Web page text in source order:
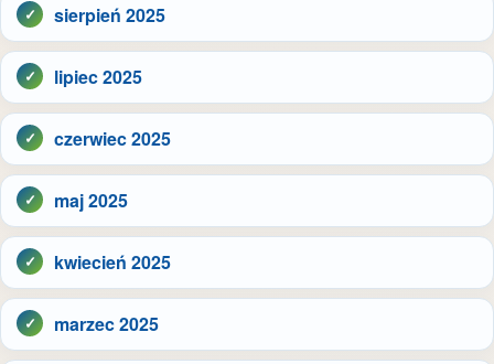
sierpień 2025
lipiec 2025
czerwiec 2025
maj 2025
kwiecień 2025
marzec 2025